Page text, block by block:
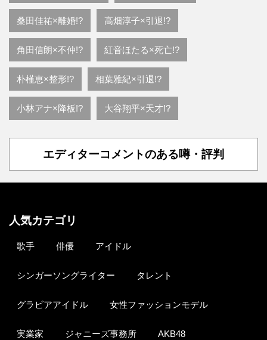
桑田佳祐×離婚!? 高畑淳子×引退!?
角田信朗×不仲!? 紅音ほたる×死亡!?
朴槿恵×整形!? 相葉雅紀×引退!?
小林アナ×降板!? 大谷翔平×天才!?
エディターコメントのある噂・評判
人気カテゴリ
歌手 俳優 アイドル
シンガーソングライター タレント
グラビアアイドル 女性ファッションモデル
実業家 ジャニーズ事務所 AKB48